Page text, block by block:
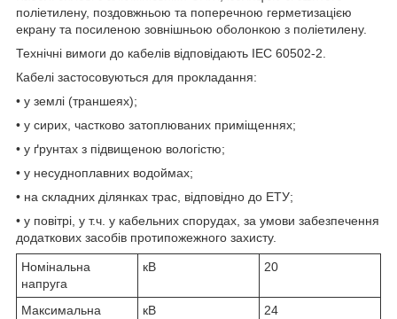
поліетилену, поздовжньою та поперечною герметизацією
екрану та посиленою зовнішньою оболонкою з поліетилену.
Технічні вимоги до кабелів відповідають IEC 60502-2.
Кабелі застосовуються для прокладання:
• у землі (траншеях);
• у сирих, частково затоплюваних приміщеннях;
• у ґрунтах з підвищеною вологістю;
• у несудноплавних водоймах;
• на складних ділянках трас, відповідно до ЕТУ;
• у повітрі, у т.ч. у кабельних спорудах, за умови забезпечення
додаткових засобів протипожежного захисту.
Номінальна
напруга
кВ 20
Максимальна
кВ 24